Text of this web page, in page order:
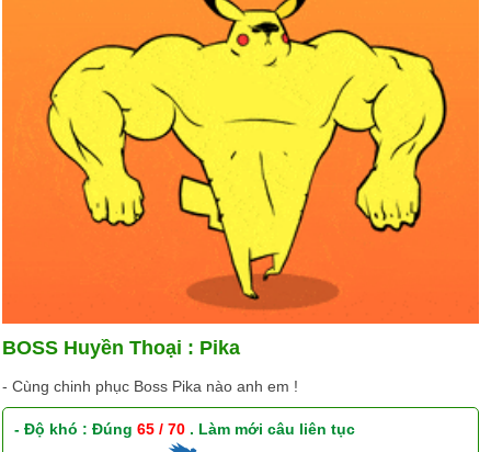
BOSS Huyền Thoại : Pika
- Cùng chinh phục Boss Pika nào anh em !
- Độ khó : Đúng65 / 70 . Làm mới câu liên tục